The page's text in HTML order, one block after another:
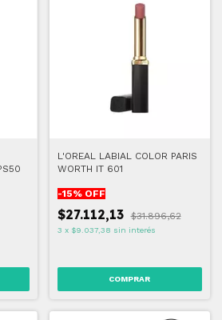
L'OREAL LABIAL COLOR PARIS
WORTH IT 601
-15% OFF
$27.112,13 $31.896,62
3 x $9.037,38 sin interés
COMPRAR